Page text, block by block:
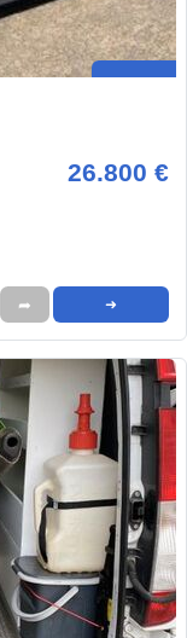
26.800 €
➦ ➜